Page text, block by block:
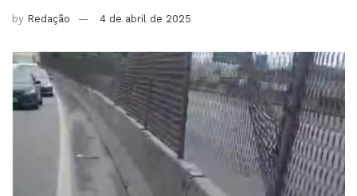
by Redação 4 de abril de 2025